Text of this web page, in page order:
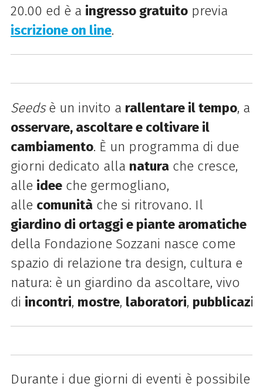
20.00 ed è a ingresso gratuitoprevia
iscrizione on line.
Seedsè un invito a rallentare il tempo, a
osservare, ascoltare e coltivare il
cambiamento. È un programma di due
giorni dedicato alla naturache cresce,
alle ideeche germogliano,
alle comunitàche si ritrovano. Il
giardino di ortaggi e piante aromatiche
della Fondazione Sozzani nasce come
spazio di relazione tra design, cultura e
natura: è un giardino da ascoltare, vivo
di incontri, mostre, laboratori,
Durante i due giorni di eventi è possibile